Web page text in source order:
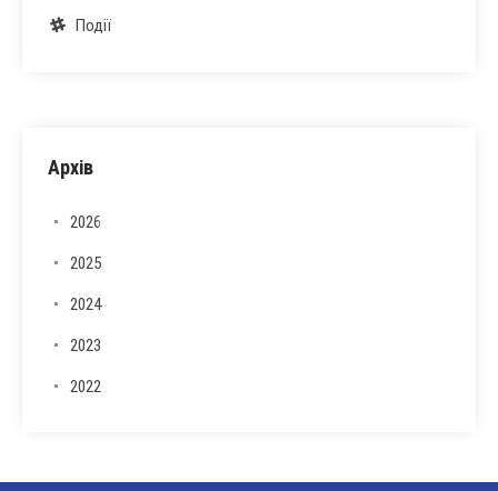
Події
Архів
2026
2025
2024
2023
2022